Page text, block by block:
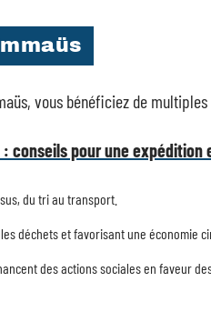
vous bénéficiez de multiples
conseils pour une
du tri au transport.
déchets et favorisant une économie
des actions sociales en faveur